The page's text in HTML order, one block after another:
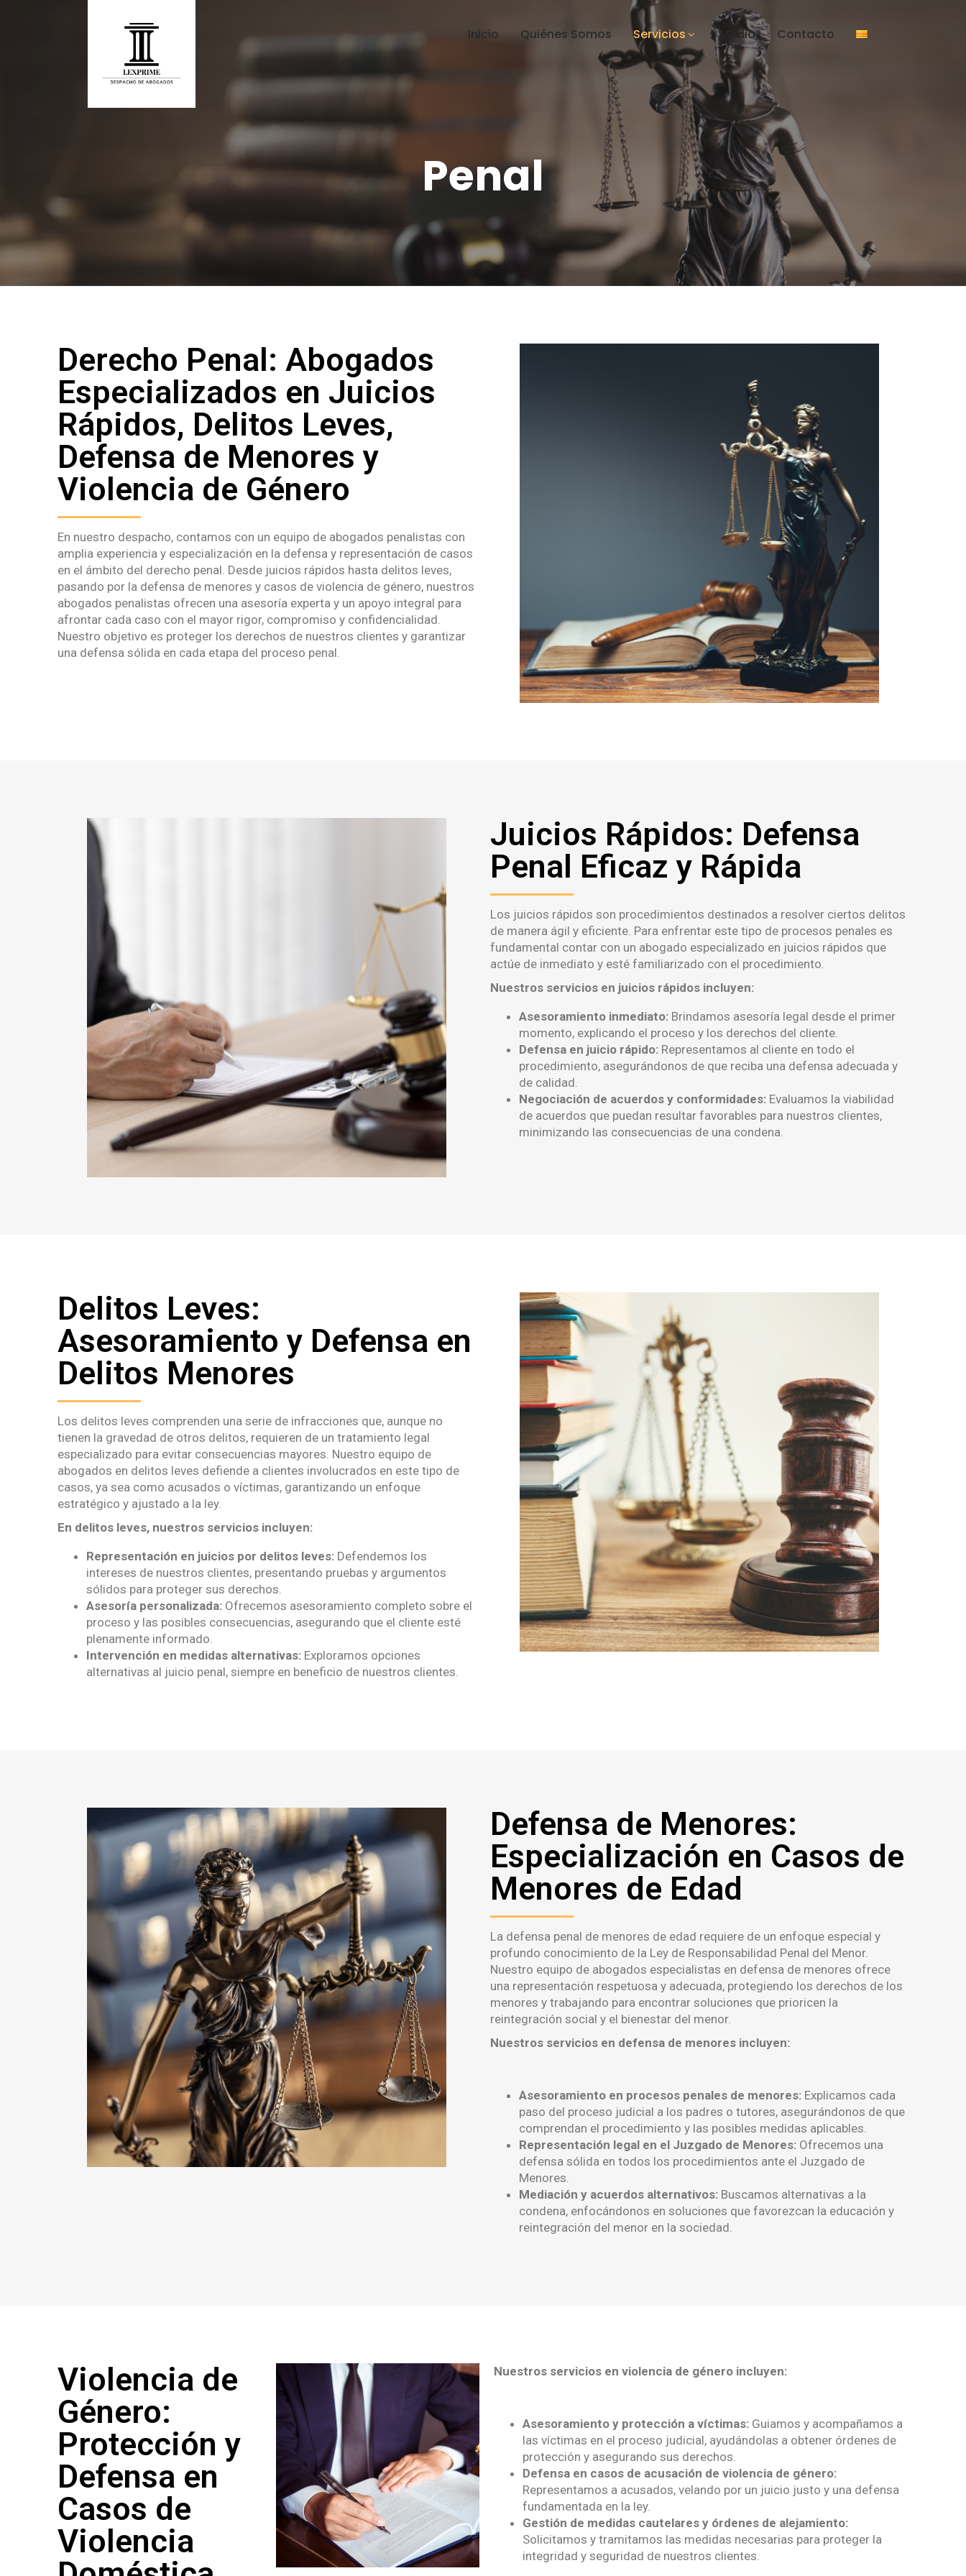
Inicio Quiénes Somos Servicios Media Contacto
Penal
Derecho Penal: Abogados
Especializados en Juicios
Rápidos, Delitos Leves,
Defensa de Menores y
Violencia de Género
En nuestro despacho, contamos con un equipo de abogados penalistas con
amplia experiencia y especialización en la defensa y representación de casos
en el ámbito del derecho penal. Desde juicios rápidos hasta delitos leves,
pasando por la defensa de menores y casos de violencia de género, nuestros
abogados penalistas ofrecen una asesoría experta y un apoyo integral para
afrontar cada caso con el mayor rigor, compromiso y confidencialidad.
Nuestro objetivo es proteger los derechos de nuestros clientes y garantizar
una defensa sólida en cada etapa del proceso penal.
Juicios Rápidos: Defensa
Penal Eficaz y Rápida
Los juicios rápidos son procedimientos destinados a resolver ciertos delitos
de manera ágil y eficiente. Para enfrentar este tipo de procesos penales es
fundamental contar con un abogado especializado en juicios rápidos que
actúe de inmediato y esté familiarizado con el procedimiento.
Nuestros servicios en juicios rápidos incluyen:
Asesoramiento inmediato: Brindamos asesoría legal desde el primer
momento, explicando el proceso y los derechos del cliente.
Defensa en juicio rápido: Representamos al cliente en todo el
procedimiento, asegurándonos de que reciba una defensa adecuada y
de calidad.
Negociación de acuerdos y conformidades: Evaluamos la viabilidad
de acuerdos que puedan resultar favorables para nuestros clientes,
minimizando las consecuencias de una condena.
Delitos Leves:
Asesoramiento y Defensa en
Delitos Menores
Los delitos leves comprenden una serie de infracciones que, aunque no
tienen la gravedad de otros delitos, requieren de un tratamiento legal
especializado para evitar consecuencias mayores. Nuestro equipo de
abogados en delitos leves defiende a clientes involucrados en este tipo de
casos, ya sea como acusados o víctimas, garantizando un enfoque
estratégico y ajustado a la ley.
En delitos leves, nuestros servicios incluyen:
Representación en juicios por delitos leves: Defendemos los
intereses de nuestros clientes, presentando pruebas y argumentos
sólidos para proteger sus derechos.
Asesoría personalizada: Ofrecemos asesoramiento completo sobre el
proceso y las posibles consecuencias, asegurando que el cliente esté
plenamente informado.
Intervención en medidas alternativas: Exploramos opciones
alternativas al juicio penal, siempre en beneficio de nuestros clientes.
Defensa de Menores:
Especialización en Casos de
Menores de Edad
La defensa penal de menores de edad requiere de un enfoque especial y
profundo conocimiento de la Ley de Responsabilidad Penal del Menor.
Nuestro equipo de abogados especialistas en defensa de menores ofrece
una representación respetuosa y adecuada, protegiendo los derechos de los
menores y trabajando para encontrar soluciones que prioricen la
reintegración social y el bienestar del menor.
Nuestros servicios en defensa de menores incluyen:
Asesoramiento en procesos penales de menores: Explicamos cada
paso del proceso judicial a los padres o tutores, asegurándonos de que
comprendan el procedimiento y las posibles medidas aplicables.
Representación legal en el Juzgado de Menores: Ofrecemos una
defensa sólida en todos los procedimientos ante el Juzgado de
Menores.
Mediación y acuerdos alternativos: Buscamos alternativas a la
condena, enfocándonos en soluciones que favorezcan la educación y
reintegración del menor en la sociedad.
Violencia de
Género:
Protección y
Defensa en
Casos de
Violencia
Nuestros servicios en violencia de género incluyen:
Asesoramiento y protección a víctimas: Guiamos y acompañamos a
las víctimas en el proceso judicial, ayudándolas a obtener órdenes de
protección y asegurando sus derechos.
Defensa en casos de acusación de violencia de género:
Representamos a acusados, velando por un juicio justo y una defensa
fundamentada en la ley.
Gestión de medidas cautelares y órdenes de alejamiento:
Solicitamos y tramitamos las medidas necesarias para proteger la
integridad y seguridad de nuestros clientes.